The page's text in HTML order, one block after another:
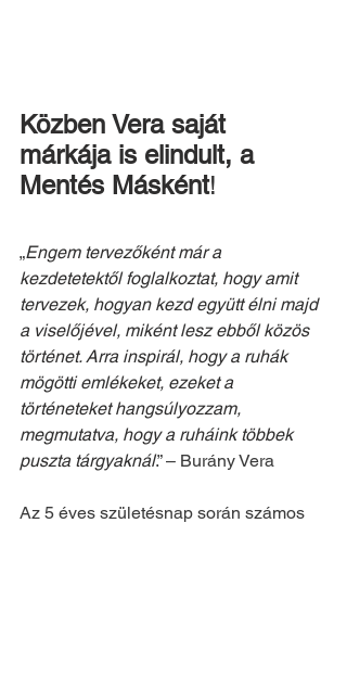
Közben Vera saját
márkája is elindult, a
Mentés Másként!
„Engem tervezőként már a
kezdetetektől foglalkoztat, hogy amit
tervezek, hogyan kezd együtt élni majd
a viselőjével, miként lesz ebből közös
történet. Arra inspirál, hogy a ruhák
mögötti emlékeket, ezeket a
történeteket hangsúlyozzam,
megmutatva, hogy a ruháink többek
puszta tárgyaknál.” – Burány Vera
Az 5 éves születésnap során számos